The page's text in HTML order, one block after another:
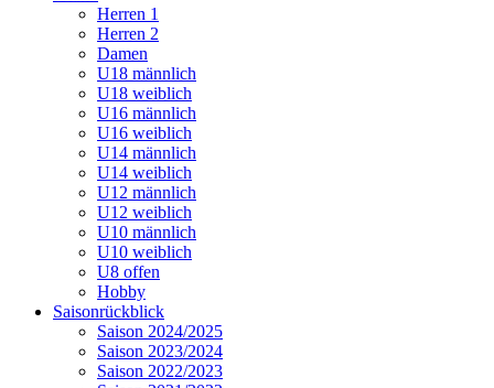
Herren 1
Herren 2
Damen
U18 männlich
U18 weiblich
U16 männlich
U16 weiblich
U14 männlich
U14 weiblich
U12 männlich
U12 weiblich
U10 männlich
U10 weiblich
U8 offen
Hobby
Saisonrückblick
Saison 2024/2025
Saison 2023/2024
Saison 2022/2023